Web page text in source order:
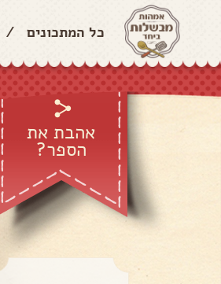
כל המתכונים /
אהבת את
הספר?